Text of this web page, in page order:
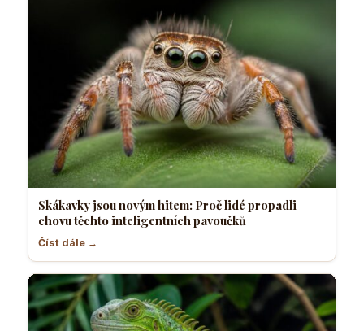
Skákavky jsou novým hitem: Proč lidé propadli
chovu těchto inteligentních pavoučků
Číst dále →